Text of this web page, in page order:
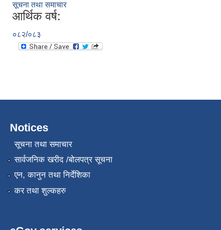
सूचना तथा समाचार
आर्थिक वर्ष:
०८२/०८३
Notices
सूचना तथा समाचार
सार्वजनिक खरीद /बोलपत्र सूचना
एन, कानुन तथा निर्देशिका
कर तथा शुल्कहरु